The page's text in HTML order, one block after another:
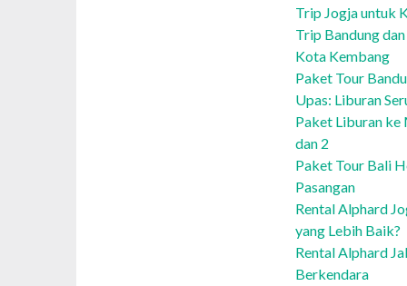
Trip Jogja untuk
Trip Bandung
Kota Kembang
Paket Tour
Upas: Liburan
Paket Liburan ke
dan 2
Paket Tour Bali
Pasangan
Rental Alphard
yang Lebih Baik?
Rental Alphard
Berkendara